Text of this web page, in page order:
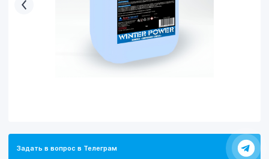
Задать в вопрос в Телеграм